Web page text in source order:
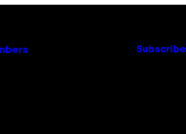
Subscribe